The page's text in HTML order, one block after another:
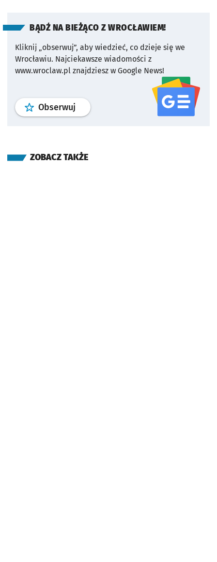
BĄDŹ NA BIEŻĄCO Z WROCŁAWIEM!
Kliknij „obserwuj”, aby wiedzieć, co dzieje się we
Wrocławiu. Najciekawsze wiadomości z
www.wroclaw.pl znajdziesz w Google News!
Obserwuj profil serwisu
ZOBACZ TAKŻE